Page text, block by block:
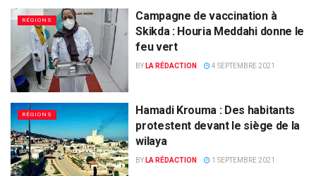
RÉGIONS
Campagne de vaccination à
Skikda : Houria Meddahi donne le
feu vert
BY LA RÉDACTION 4 SEPTEMBRE 2021
RÉGIONS
Hamadi Krouma : Des habitants
protestent devant le siège de la
wilaya
BY LA RÉDACTION 1 SEPTEMBRE 2021